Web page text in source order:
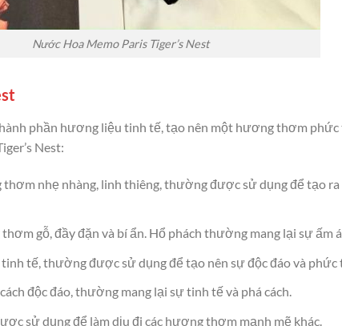
Nước Hoa Memo Paris Tiger’s Nest
phần hương liệu tinh tế, tạo nên một hương thơm
Nest:
nhẹ nhàng, linh thiêng, thường được sử dụng để tạo
gỗ, đầy đặn và bí ẩn. Hổ phách thường mang lại sự ấm
tế, thường được sử dụng để tạo nên sự độc đáo và
độc đáo, thường mang lại sự tinh tế và phá cách.
sử dụng để làm dịu đi các hương thơm mạnh mẽ khác.